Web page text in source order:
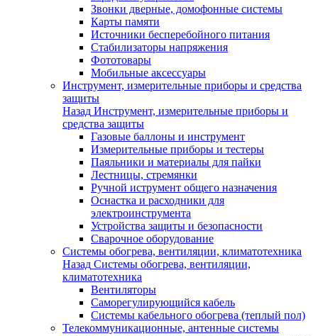
Звонки дверные, домофонные системы
Карты памяти
Источники бесперебойного питания
Стабилизаторы напряжения
Фототовары
Мобильные аксессуары
Инструмент, измерительные приборы и средства
защиты
Назад Инструмент, измерительные приборы и
средства защиты
Газовые баллоны и инструмент
Измерительные приборы и тестеры
Паяльники и материалы для пайки
Лестницы, стремянки
Ручной иструмент общего назначения
Оснастка и расходники для
электроинструмента
Устройства защиты и безопасности
Сварочное оборудование
Системы обогрева, вентиляции, климатотехника
Назад Системы обогрева, вентиляции,
климатотехника
Вентиляторы
Саморегулирующийся кабель
Системы кабельного обогрева (теплый пол)
Телекоммуникационные, антенные системы